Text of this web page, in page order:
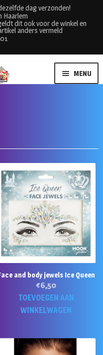
dag verzonden!
Haarlem
dit ook voor de winkel en
anders vermeld
MENU
and body jewels Ice Queen
€6,50
TOEVOEGEN AAN
WINKELWAGEN